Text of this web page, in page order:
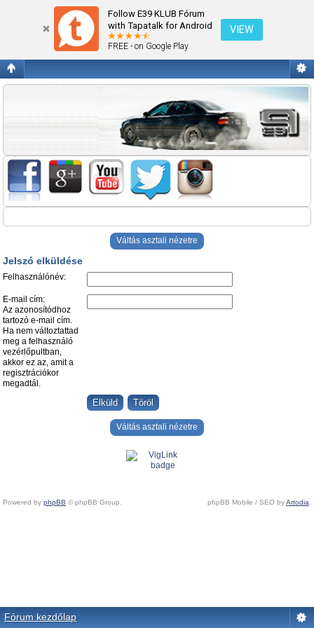
Follow E39 KLUB Fórum
with Tapatalk for Android
FREE - on Google Play
VIEW
Jelszó elküldése
Váltás asztali nézetre
Jelszó elküldése
Felhasználónév:
E-mail cím:
Az azonosítódhoz
tartozó e-mail cím.
Ha nem változtattad
meg a felhasználó
vezérlőpultban,
akkor ez az, amit a
regisztrációkor
megadtál.
Váltás asztali nézetre
Powered by phpBB © phpBB Group. phpBB Mobile / SEO byArtodia.
Fórum kezdőlap